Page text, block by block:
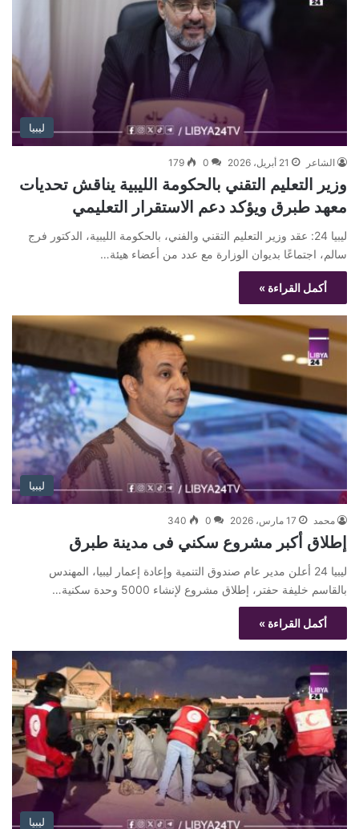
ليبيا
الشاعر 21 أبريل، 2026 0
179
وزير التعليم التقني بالحكومة الليبية يناقش تحديات
معهد طبرق ويؤكد دعم الاستقرار التعليمي
ليبيا 24: عقد وزير التعليم التقني والفني، بالحكومة الليبية، الدكتور فرج
سالم، اجتماعًا بديوان الوزارة مع عدد من أعضاء هيئة…
أكمل القراءة »
ليبيا
محمد 17 مارس، 2026 0
340
إطلاق أكبر مشروع سكني فى مدينة طبرق
ليبيا 24 أعلن مدير عام صندوق التنمية وإعادة إعمار ليبيا، المهندس
بالقاسم خليفة حفتر، إطلاق مشروع لإنشاء 5000 وحدة سكنية…
أكمل القراءة »
ليبيا